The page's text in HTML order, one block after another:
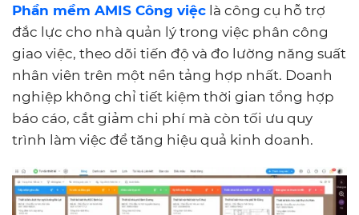
Phần mềm AMIS Công việc là công cụ hỗ trợ
đắc lực cho nhà quản lý trong việc phân công
giao việc, theo dõi tiến độ và đo lường năng suất
nhân viên trên một nền tảng hợp nhất. Doanh
nghiệp không chỉ tiết kiệm thời gian tổng hợp
báo cáo, cắt giảm chi phí mà còn tối ưu quy
trình làm việc để tăng hiệu quả kinh doanh.